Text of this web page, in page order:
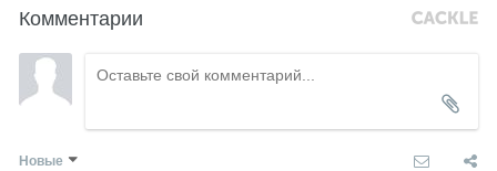
Комментарии
Новые